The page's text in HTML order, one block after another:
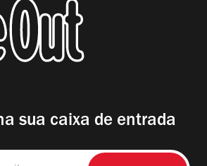
sua caixa de entrada